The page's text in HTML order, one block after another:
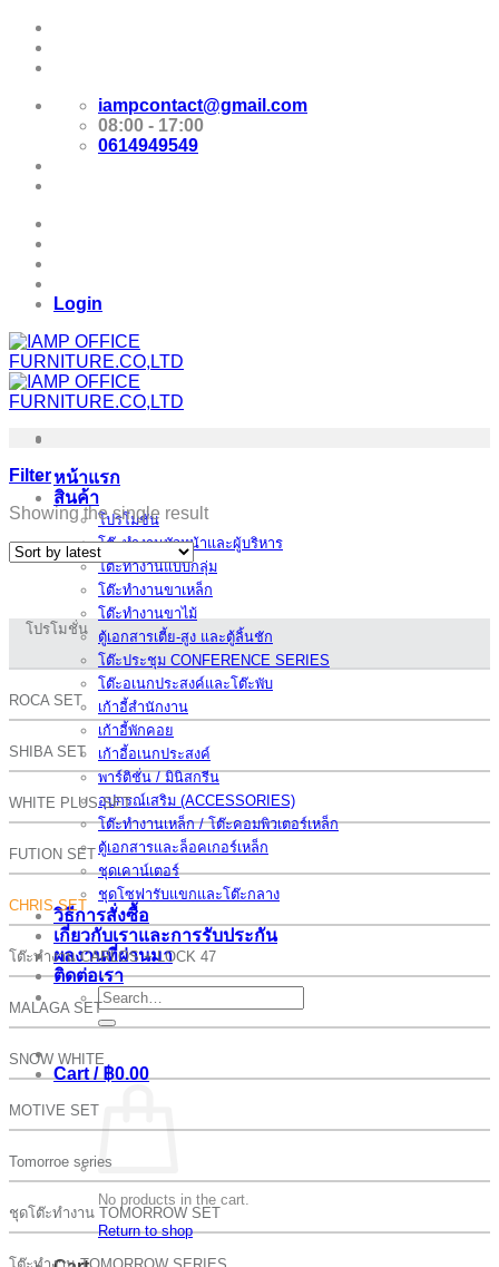
Skip
content
iampcontact@gmail.com
08:00 - 17:00
0614949549
Login
หน้าแรก
สินค้า
โปรโมชั่น
โต๊ะทำงานหัวหน้าและผู้บริหาร
โต๊ะทำงานแบบกลุ่ม
โต๊ะทำงานขาเหล็ก
โต๊ะทำงานขาไม้
ตู้เอกสารเตี้ย-สูง และตู้ลิ้นชัก
โต๊ะประชุม CONFERENCE SERIES
โต๊ะอเนกประสงค์และโต๊ะพับ
เก้าอี้สำนักงาน
เก้าอี้พักคอย
เก้าอี้อเนกประสงค์
พาร์ติชั่น / มินิสกรีน
อุปกรณ์เสริม (ACCESSORIES)
โต๊ะทำงานเหล็ก / โต๊ะคอมพิวเตอร์เหล็ก
ตู้เอกสารและล็อคเกอร์เหล็ก
ชุดเคาน์เตอร์
ชุดโซฟารับแขกและโต๊ะกลาง
วิธีการสั่งซื้อ
เกี่ยวกับเราและการรับประกัน
ผลงานที่ผ่านมา
ติดต่อเรา
Search
for:
Cart /฿0.00
No products in the cart.
Return to shop
Filter
Showing the single result
โปรโมชั่น
ROCA SET
SHIBA SET
WHITE PLUS SET
FUTION SET
CHRIS SET
โต๊ะทำงาน CARLOS + LOCK 47
MALAGA SET
SNOW WHITE
MOTIVE SET
Tomorroe series
ชุดโต๊ะทำงาน TOMORROW SET